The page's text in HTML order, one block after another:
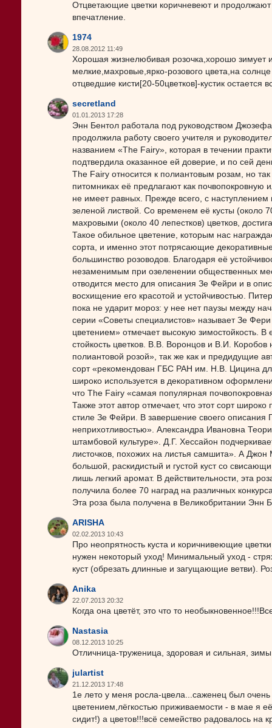
Отцветающие цветки коричневеют и продолжают
впечатление.
1974
28.08.2012 11:49
Хорошая жизнелюбивая розочка,хорошо зимует и
мелкие,махровые,ярко-розового цвета,на
отцведшие кисти[20-50цветков]-кустик остается
secretland
01.01.2013 17:28
Энн Бентол работала под руководством
продолжила работу своего учителя и
названием «The Fairy», которая в течении
подтвердила оказанное ей доверие, и по сей
The Fairy относится к полиантовым розам, но
питомниках её предлагают как
не имеет равных. Прежде всего, с
зеленой листвой. Со временем её кусты (около
махровыми (около 40 лепестков) цветков,
Такое обильное цветение, которым нас
сорта, и именно этот потрясающие
большинство розоводов. Благодаря её
незаменимым при озеленении общественных
отводится место для описания Зе Фейри и в
восхищение его красотой и устойчивостью.
пока не ударит мороз: у нее нет паузы между
серии «Советы специалистов» называет Зе
цветением» отмечает высокую зимостойкость. В
стойкость цветков. В.В. Воронцов и В.И.
полиантовой розой», так же как и предидущие
сорт «рекомендован ГБС РАН им. Н.В. Цицина
широко используется в декоративном
что The Fairy «самая популярная
Также этот автор отмечает, что этот сорт
стиле Зе Фейри. В завершение своего описания
неприхотливостью». Александра Ивановна
штамбовой культуре». Д.Г. Хессайон
листочков, похожих на листья самшита». А Джон
большой, раскидистый и густой куст со
лишь легкий аромат. В действительности, эта
получила более 70 наград на различных
Эта роза была получена в Великобритании Энн
ARISHA
02.02.2013 10:43
Про неопрятность куста и коричнивеющие
нужен некоторый уход! Минимальный уход -
куст (обрезать длинные и загущающие ветви).
Anika
22.07.2013 20:32
Когда она цветёт, это что то
Nastasia
08.12.2013 10:25
Отличница-труженица, здоровая и сильная,
julartist
21.12.2013 17:48
1е лето у меня росла-цвела...саженец был
цветением,лёгкостью приживаемости - в мае я
сидит!) а цветов!!!всё семейство радовалось на